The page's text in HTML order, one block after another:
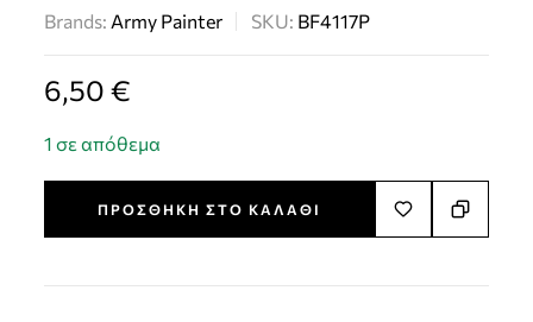
Brands: Army Painter SKU: BF4117P
6,50€
1 σε απόθεμα
ΠΡΟΣΘΉΚΗ ΣΤΟ ΚΑΛΆΘΙ